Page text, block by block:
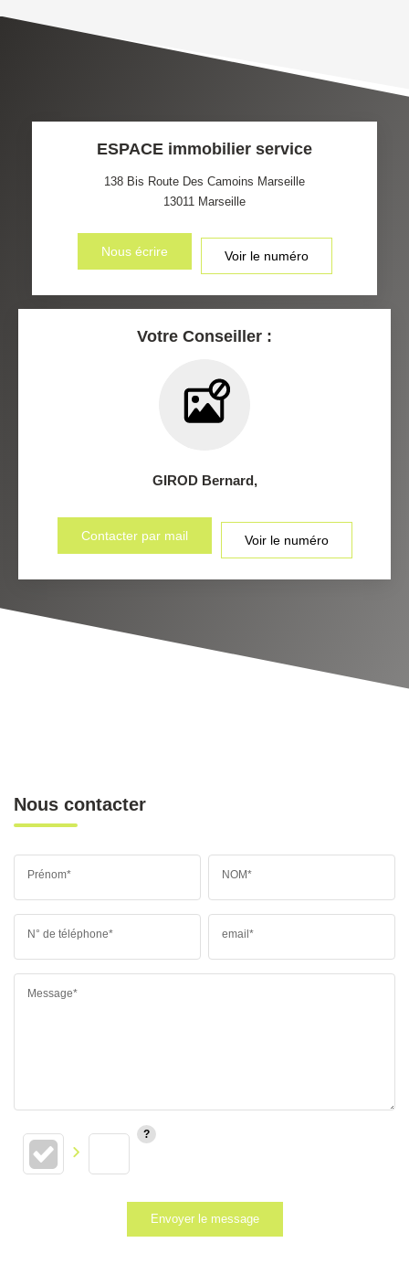
TAUX DE PROPRIÉTAIRES
PART DES MÉNAGES SANS
ESPACE immobilier service
138 Bis Route Des Camoins Marseille
13011 Marseille
Nous écrire Voir le numéro
Votre Conseiller :
GIROD Bernard,
Contacter par mail Voir le numéro
Nous contacter
Prénom* NOM*
N° de téléphone* email*
Message*
Envoyer le message